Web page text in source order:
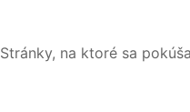
Stránky, na ktoré sa